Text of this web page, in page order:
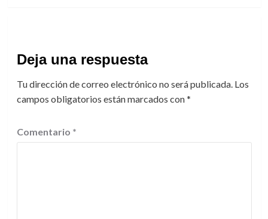
Deja una respuesta
Tu dirección de correo electrónico no será publicada. Los
campos obligatorios están marcados con*
Comentario *